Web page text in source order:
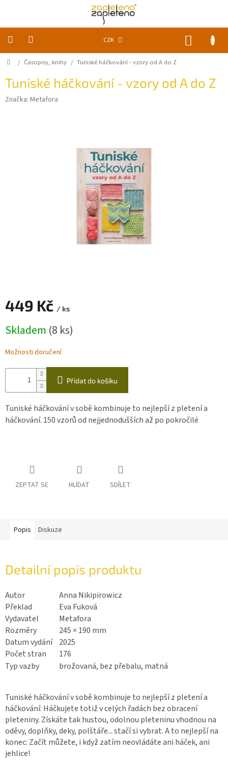
CZK
KLUBKA
zapletení
Návody
Napište
nám
Provizní
Přihlášení
Domů
/ Časopisy, knihy / Tuniské háčkování - vzory od A do Z
Tuniské háčkování - vzory od A do Z
Značka: Metafora
449 Kč / ks
cena:
Skladem (8 ks)
Možnosti doručení
Přidat do košíku
Tuniské háčkování v sobě kombinuje to nejlepší z pletení a
háčkování. 150 vzorů od nejjednodušších až po pokročilé
ZEPTAT SE HLÍDAT SDÍLET
Popis Diskuze
Detailní popis produktu
Autor
Anna Nikipirowicz
Překlad
Eva Fuková
Vydavatel
Metafora
Rozměry
245 × 190 mm
Datum vydání
2025
Počet stran
176
Typ vazby
brožovaná, bez přebalu, matná
Tuniské háčkování v sobě kombinuje to nejlepší z pletení a
háčkování: Háčkujete totiž v celých řadách bez obracení
pleteniny. Získáte tak hustou, odolnou pleteninu vhodnou na
oděvy, doplňky, deky, polštáře... stačí si vybrat. A to nejlepší na
konec: Začít můžete, i když zatím neovládáte ani háček, ani
jehlice!